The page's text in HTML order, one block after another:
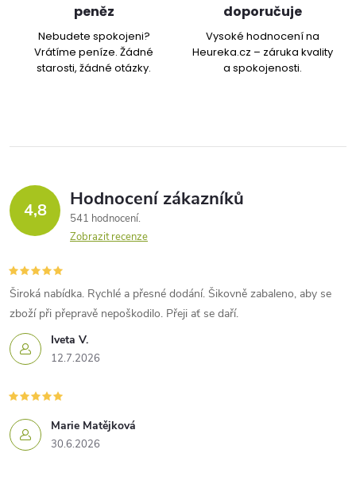
peněz
Nebudete spokojeni?
Vrátíme peníze. Žádné
starosti, žádné otázky.
doporučuje
Vysoké hodnocení na
Heureka.cz – záruka kvality
a spokojenosti.
4,8 Hodnocení zákazníků
541 hodnocení
Zobrazit recenze
Iveta V.
12.7.2026
Široká nabídka. Rychlé a přesné dodání. Šikovně zabaleno, aby se
zboží při přepravě nepoškodilo. Přeji ať se daří.
Marie Matějková
30.6.2026